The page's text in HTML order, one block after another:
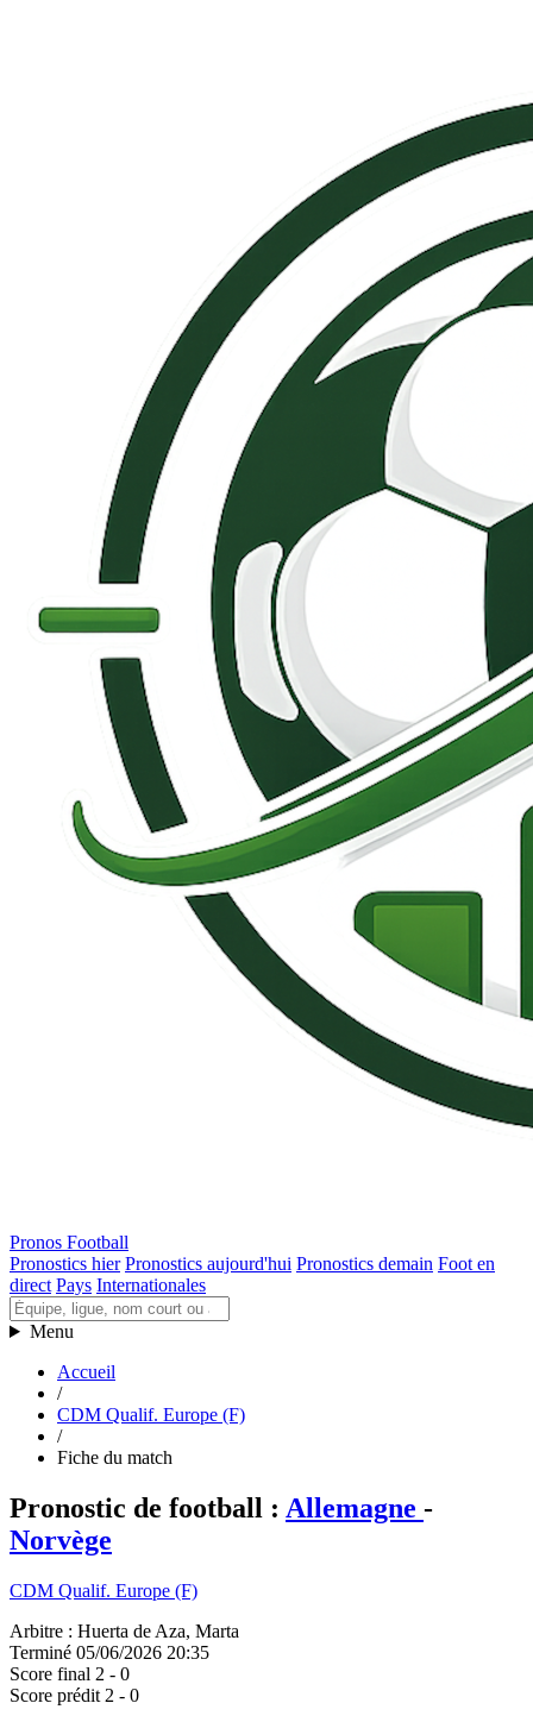
Pronos Football
Pronostics hier Pronostics aujourd'hui Pronostics demain Foot en
direct Pays Internationales
Menu
Accueil
/
CDM Qualif. Europe (F)
/
Fiche du match
Pronostic de football : Allemagne -
Norvège
CDM Qualif. Europe (F)
Arbitre : Huerta de Aza, Marta
Terminé 05/06/2026 20:35
Score final 2 - 0
Score prédit 2 - 0